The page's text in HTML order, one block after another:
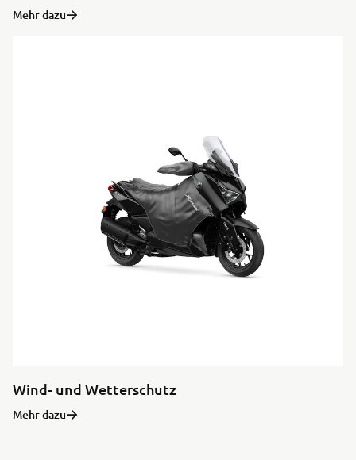
Mehr dazu
Wind- und Wetterschutz
Mehr dazu